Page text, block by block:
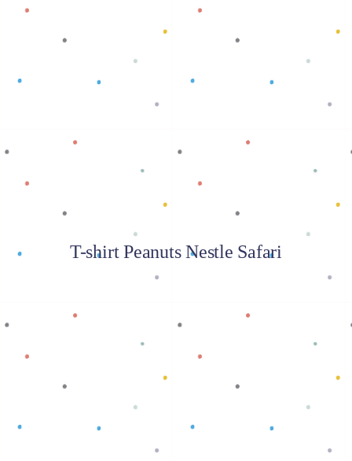
Baca selengkapnya
T-shirt Peanuts Nestle Safari